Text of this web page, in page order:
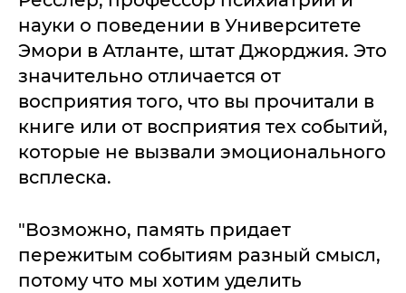
науки о поведении в Университете
Эмори в Атланте, штат Джорджия. Это
значительно отличается от
восприятия того, что вы прочитали в
книге или от восприятия тех событий,
которые не вызвали эмоционального
всплеска.
"Возможно, память придает
пережитым событиям разный смысл,
потому что мы хотим уделить